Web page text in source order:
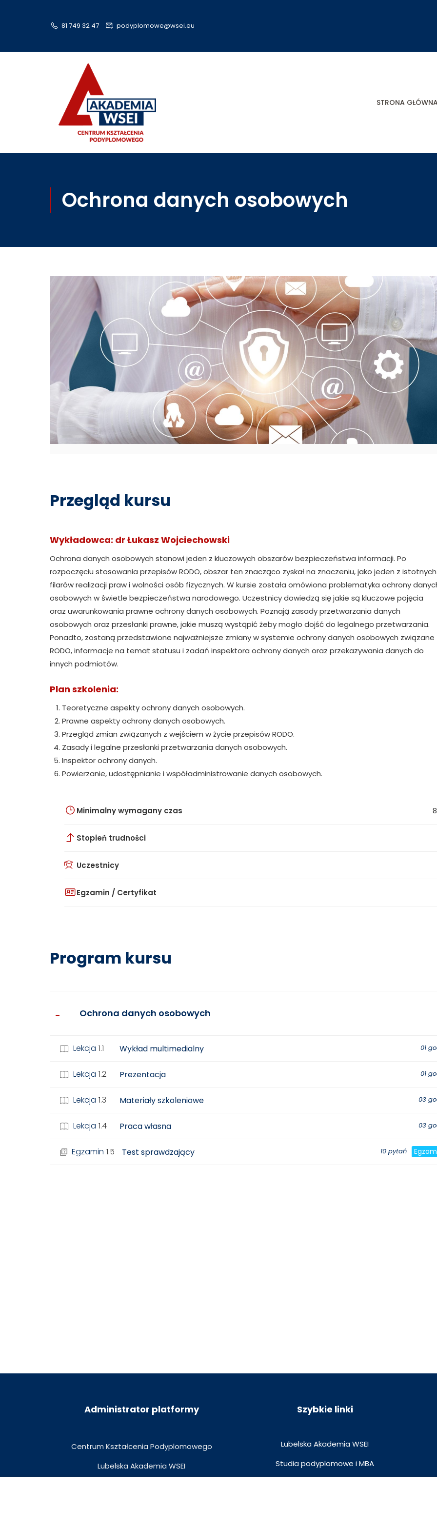
81 749 32 47 podyplomowe@wsei.eu
STRONA
Ochrona danych osobowych
Przegląd kursu
Wykładowca: dr Łukasz Wojciechowski
Ochrona danych osobowych stanowi jeden z kluczowych obszarów bezpieczeństwa informacji. Po
rozpoczęciu stosowania przepisów RODO, obszar ten znacząco zyskał na znaczeniu, jako jeden z istotnych
filarów realizacji praw i wolności osób fizycznych. W kursie została omówiona problematyka ochrony
osobowych w świetle bezpieczeństwa narodowego. Uczestnicy dowiedzą się jakie są kluczowe pojęcia
oraz uwarunkowania prawne ochrony danych osobowych. Poznają zasady przetwarzania danych
osobowych oraz przesłanki prawne, jakie muszą wystąpić żeby mogło dojść do legalnego przetwarzania.
Ponadto, zostaną przedstawione najważniejsze zmiany w systemie ochrony danych osobowych związane
RODO, informacje na temat statusu i zadań inspektora ochrony danych oraz przekazywania danych do
innych podmiotów.
Plan szkolenia:
Teoretyczne aspekty ochrony danych osobowych.
Prawne aspekty ochrony danych osobowych.
Przegląd zmian związanych z wejściem w życie przepisów RODO.
Zasady i legalne przesłanki przetwarzania danych osobowych.
Inspektor ochrony danych.
Powierzanie, udostępnianie i współadministrowanie danych osobowych.
Minimalny wymagany czas
Stopień trudności
Uczestnicy
Egzamin / Certyfikat
Program kursu
Ochrona danych osobowych
Lekcja 1.1 Wykład multimedialny 01
Lekcja 1.2 Prezentacja 01
Lekcja 1.3 Materiały szkoleniowe 03
Lekcja 1.4 Praca własna 03
Egzamin 1.5 Test sprawdzający 10 pytań
Administrator platformy
Centrum Kształcenia Podyplomowego
Lubelska Akademia WSEI
Szybkie linki
Lubelska Akademia WSEI
Studia podyplomowe i MBA